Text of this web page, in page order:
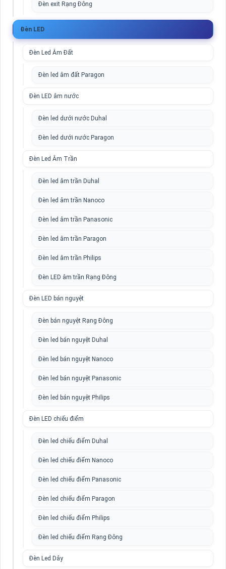
Đèn exit Rạng Đông
Đèn LED
Đèn Led Âm Đất
Đèn led âm đất Paragon
Đèn LED âm nước
Đèn led dưới nước Duhal
Đèn led dưới nước Paragon
Đèn Led Âm Trần
Đèn led âm trần Duhal
Đèn led âm trần Nanoco
Đèn led âm trần Panasonic
Đèn led âm trần Paragon
Đèn led âm trần Philips
Đèn LED âm trần Rạng Đông
Đèn LED bán nguyệt
Đèn bán nguyệt Rạng Đông
Đèn led bán nguyệt Duhal
Đèn led bán nguyệt Nanoco
Đèn led bán nguyệt Panasonic
Đèn led bán nguyệt Philips
Đèn LED chiếu điểm
Đèn led chiếu điểm Duhal
Đèn led chiếu điểm Nanoco
Đèn led chiếu điểm Panasonic
Đèn led chiếu điểm Paragon
Đèn led chiếu điểm Philips
Đèn led chiếu điểm Rạng Đông
Đèn Led Dây